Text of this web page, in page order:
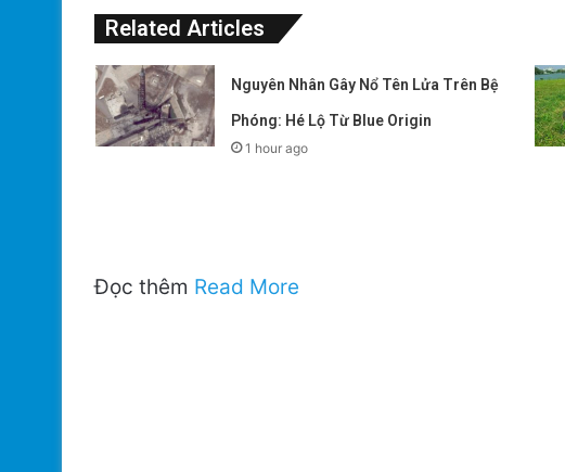
Related Articles
Nguyên Nhân Gây Nổ Tên Lửa Trên Bệ
Phóng: Hé Lộ Từ Blue Origin
1 hour ago
Đọc thêm Read More